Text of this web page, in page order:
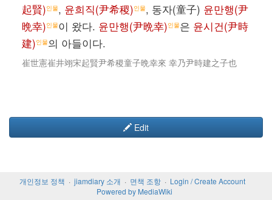
起賢)인물, 윤희직(尹希稷)인물, 동자(童子) 윤만행(尹
晩幸)인물이 왔다. 윤만행(尹晩幸)인물은 윤시건(尹時
建)인물의 아들이다.
崔世憲崔井翊宋起賢尹希稷童子晩幸來 幸乃尹時建之子也
Edit
개인정보 정책 jiamdiary 소개 면책 조항
Login / Create Account
Powered by MediaWiki